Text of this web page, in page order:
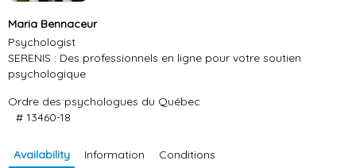
Maria Bennaceur
Psychologist
SERENIS : Des professionnels en ligne pour votre soutien
psychologique
Ordre des psychologues du Québec
# 13460-18
Availability Information Conditions